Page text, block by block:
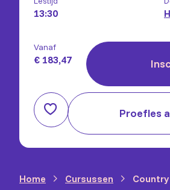
13:30
Vanaf
€ 183,47
Proefles
Home Cursussen